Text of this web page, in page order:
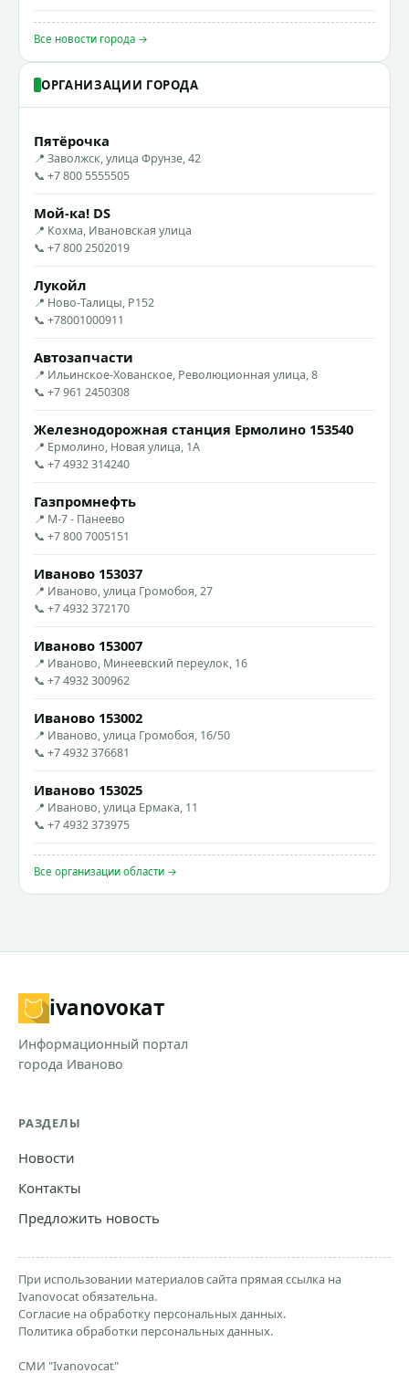
Все новости города →
ОРГАНИЗАЦИИ ГОРОДА
Пятёрочка
📍 Заволжск, улица Фрунзе, 42
📞 +7 800 5555505
Мой-ка! DS
📍 Кохма, Ивановская улица
📞 +7 800 2502019
Лукойл
📍 Ново-Талицы, Р152
📞 +78001000911
Автозапчасти
📍 Ильинское-Хованское, Революционная улица, 8
📞 +7 961 2450308
Железнодорожная станция Ермолино 153540
📍 Ермолино, Новая улица, 1А
📞 +7 4932 314240
Газпромнефть
📍 М-7 - Панеево
📞 +7 800 7005151
Иваново 153037
📍 Иваново, улица Громобоя, 27
📞 +7 4932 372170
Иваново 153007
📍 Иваново, Минеевский переулок, 16
📞 +7 4932 300962
Иваново 153002
📍 Иваново, улица Громобоя, 16/50
📞 +7 4932 376681
Иваново 153025
📍 Иваново, улица Ермака, 11
📞 +7 4932 373975
Все организации области →
ivanovoкат
Информационный портал
города Иваново
РАЗДЕЛЫ
Новости
Контакты
Предложить новость
При использовании материалов сайта прямая ссылка на
Ivanovocat обязательна.
Согласие на обработку персональных данных.
Политика обработки персональных данных.
СМИ "Ivanovocat"